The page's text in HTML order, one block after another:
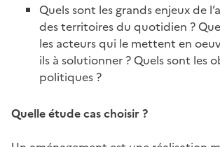
Quels sont les grands enjeux de
des territoires du quotidien ?
les acteurs qui le mettent en
ils à solutionner ? Quels sont les
politiques ?
Quelle étude cas choisir ?